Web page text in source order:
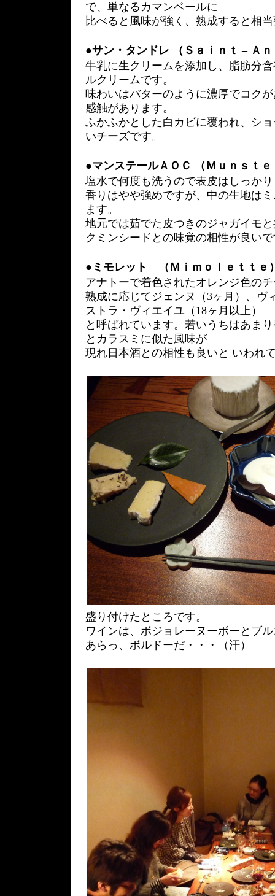
で、単なるカマンベールに
比べると風味が強く、熟成すると相
●サン・タンドレ （Ｓａｉｎｔ – Ａ
牛乳に生クリームを添加し、脂肪分
ルクリームです。
味わいはバターのように濃厚でコク
感触があります。
ふかふかとした白カビに覆われ、シ
いチーズです。
●マンステールＡＯＣ （Ｍｕｎｓｔｅ
塩水で何度も洗うので表皮はしっか
香りはやや強めですが、中の生地は
ます。
地元では茹でた皮つきのジャガイモ
クミンシードとの味覚の相性が良い
● ミモレット （Ｍｉｍｏｌｅｔｔｅ
アナトーで着色されたオレンジ色の
熟成に応じてジェンヌ（3ヶ月）、ヴ
ストラ・ヴィエイユ（18ヶ月以上）
と呼ばれています。若いうちはあま
とカラスミに似た風味が
現れ日本酒との相性も良いと いわれ
盛り付けたところです。
ワインは、ボジョレーヌーボーとブ
あらっ、ボルドーだ・・・（汗）